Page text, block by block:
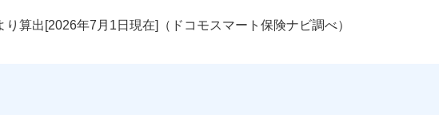
り算出[ 年 月 日現在]（ドコモスマート保険ナビ調べ）